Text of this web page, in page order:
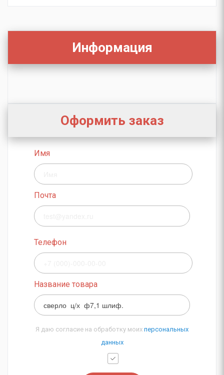
Информация
Оформить заказ
Имя
Почта
Телефон
Название товара
Я даю согласие на обработку моих персональных
данных